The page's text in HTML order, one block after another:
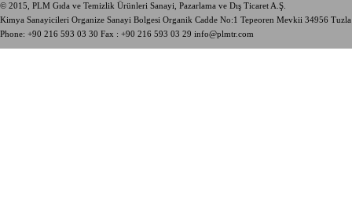
© 2015, PLM Gıda ve Temizlik Ürünleri Sanayi, Pazarlama ve Dış Ticaret A.Ş.
Kimya Sanayicileri Organize Sanayi Bolgesi Organik Cadde No:1 Tepeoren Mevkii 34956
Phone: +90 216 593 03 30 Fax : +90 216 593 03 29 info@plmtr.com